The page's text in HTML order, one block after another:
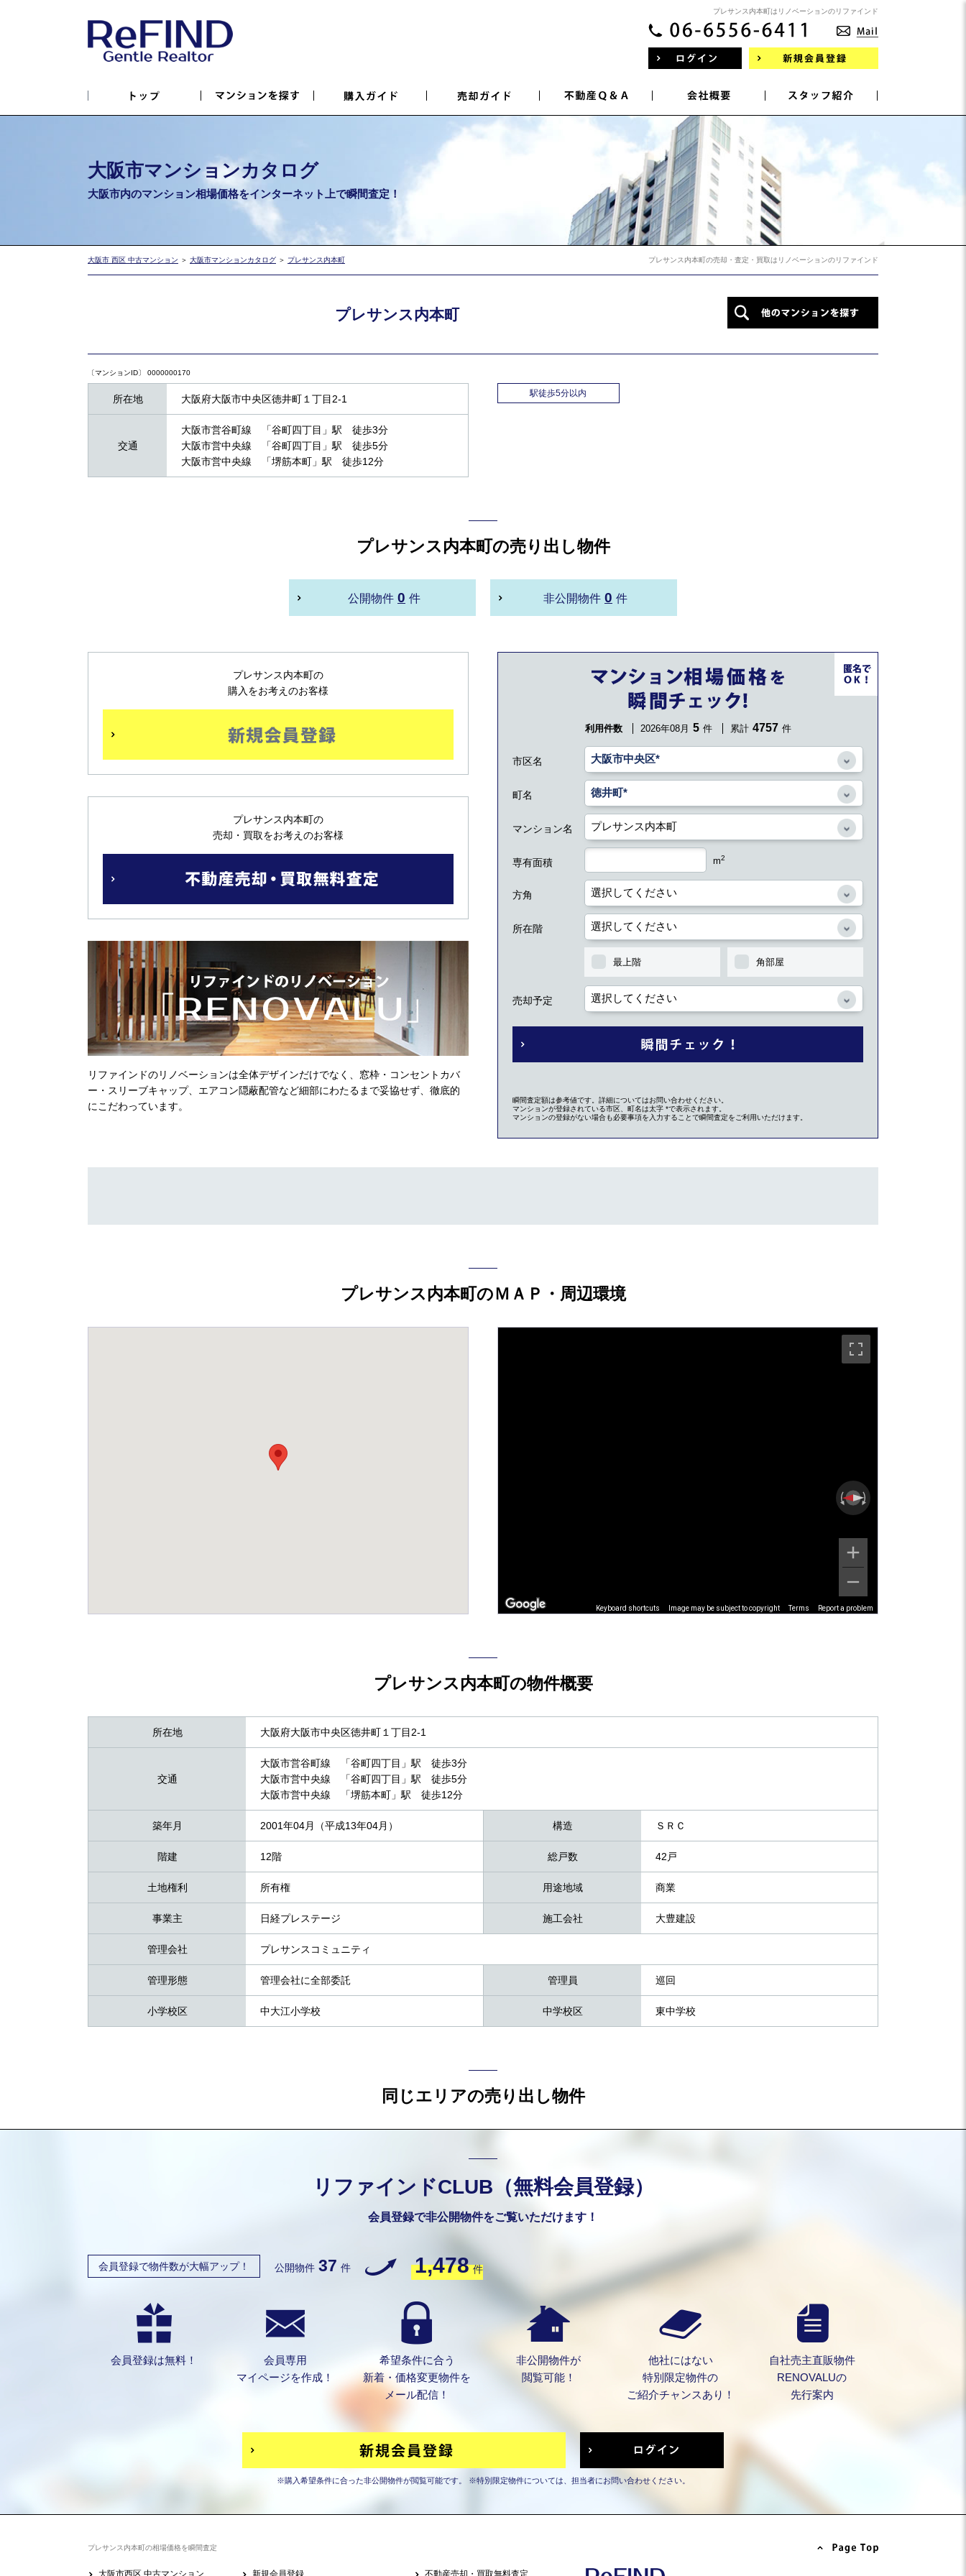
プレサンス内本町はリノベーションのリファインド
大阪市マンションカタログ
大阪市内のマンション相場価格をインターネット上で瞬間査定！
大阪市 西区 中古マンション ＞ 大阪市マンションカタログ ＞ プレサンス内本町 プレサンス内本町の売却・査定・買取はリノベーションのリファインド
プレサンス内本町
〔マンションID〕 0000000170
所在地 大阪府大阪市中央区徳井町１丁目2-1
交通
大阪市営谷町線 「谷町四丁目」駅 徒歩3分
大阪市営中央線 「谷町四丁目」駅 徒歩5分
大阪市営中央線 「堺筋本町」駅 徒歩12分
駅徒歩5分以内
プレサンス内本町の売り出し物件
公開物件 0 件 非公開物件 0 件
利用件数 2026年08月 5 件 累計 4757 件
市区名
町名
マンション名
専有面積 m2
方角
所在階
最上階 角部屋
売却予定
瞬間査定額は参考値です。詳細についてはお問い合わせください。
マンションが登録されている市区、町名は太字 *で表示されます。
マンションの登録がない場合も必要事項を入力することで瞬間査定をご利用いただけます。
プレサンス内本町の
購入をお考えのお客様
プレサンス内本町の
売却・買取をお考えのお客様
リファインドのリノベーションは全体デザインだけでなく、窓枠・コンセントカバ
ー・スリーブキャップ、エアコン隠蔽配管など細部にわたるまで妥協せず、徹底的
にこだわっています。
プレサンス内本町のＭＡＰ・周辺環境
Keyboard shortcuts Image may be subject to copyright Terms Report a problem
プレサンス内本町の物件概要
所在地 大阪府大阪市中央区徳井町１丁目2-1
交通
大阪市営谷町線 「谷町四丁目」駅 徒歩3分
大阪市営中央線 「谷町四丁目」駅 徒歩5分
大阪市営中央線 「堺筋本町」駅 徒歩12分
築年月 2001年04月（平成13年04月） 構造 ＳＲＣ
階建 12階 総戸数 42戸
土地権利 所有権 用途地域 商業
事業主 日経プレステージ 施工会社 大豊建設
管理会社 プレサンスコミュニティ
管理形態 管理会社に全部委託 管理員 巡回
小学校区 中大江小学校 中学校区 東中学校
同じエリアの売り出し物件
リファインドCLUB（無料会員登録）
会員登録で非公開物件をご覧いただけます！
会員登録で物件数が大幅アップ！ 公開物件 37 件 1,478 件
会員登録は無料！
会員専用
マイページを作成！
希望条件に合う
新着・価格変更物件を
メール配信！
非公開物件が
閲覧可能！
他社にはない
特別限定物件の
ご紹介チャンスあり！
自社売主直販物件
RENOVALUの
先行案内
※購入希望条件に合った非公開物件が閲覧可能です。 ※特別限定物件については、担当者にお問い合わせください。
プレサンス内本町の相場価格を瞬間査定
大阪市西区 中古マンション 新規会員登録 不動産売却・買取無料査定